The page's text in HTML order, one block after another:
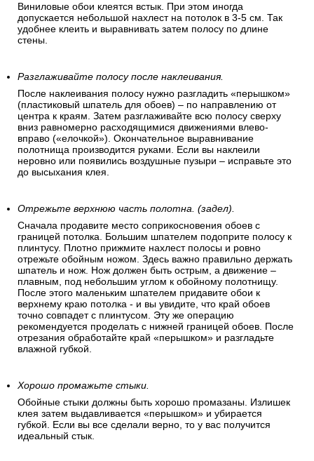
Виниловые обои клеятся встык. При этом иногда
допускается небольшой нахлест на потолок в 3-5 см. Так
удобнее клеить и выравнивать затем полосу по длине
стены.
Разглаживайте полосу после наклеивания.
После наклеивания полосу нужно разгладить «перышком»
(пластиковый шпатель для обоев) – по направлению от
центра к краям. Затем разглаживайте всю полосу сверху
вниз равномерно расходящимися движениями влево-
вправо («елочкой»). Окончательное выравнивание
полотнища производится руками. Если вы наклеили
неровно или появились воздушные пузыри – исправьте это
до высыхания клея.
Отрежьте верхнюю часть полотна. (задел).
Сначала продавите место соприкосновения обоев с
границей потолка. Большим шпателем подоприте полосу к
плинтусу. Плотно прижмите нахлест полосы и ровно
отрежьте обойным ножом. Здесь важно правильно держать
шпатель и нож. Нож должен быть острым, а движение –
плавным, под небольшим углом к обойному полотнищу.
После этого маленьким шпателем придавите обои к
верхнему краю потолка - и вы увидите, что край обоев
точно совпадет с плинтусом. Эту же операцию
рекомендуется проделать с нижней границей обоев. После
отрезания обработайте край «перышком» и разгладьте
влажной губкой.
Хорошо промажьте стыки.
Обойные стыки должны быть хорошо промазаны. Излишек
клея затем выдавливается «перышком» и убирается
губкой. Если вы все сделали верно, то у вас получится
идеальный стык.